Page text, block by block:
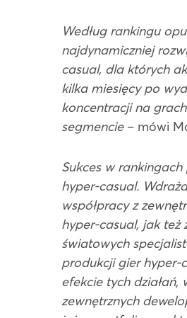
Według rankingu
najdynamiczniej
casual, dla których
kilka miesięcy po
koncentracji na
segmencie– mówi
Sukces w
hyper-casual.
współpracy z
hyper-casual, jak też
światowych
produkcji gier hyper-
efekcie tych
zewnętrznych